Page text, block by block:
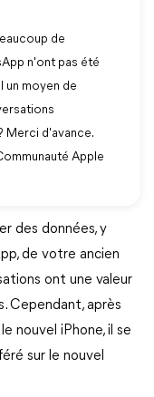
de
n'ont pas été
un moyen de
Merci d'avance.
Apple
des données, y
de votre ancien
ont une valeur
Cependant, après
nouvel iPhone, il se
sur le nouvel